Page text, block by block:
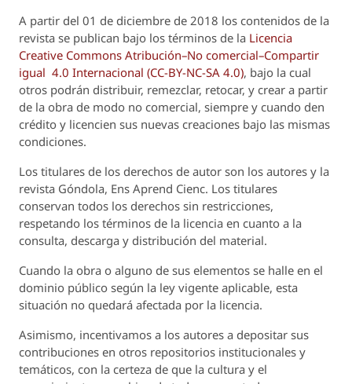
A partir del 01 de diciembre de 2018 los contenidos de la
revista se publican bajo los términos de la Licencia
Creative Commons Atribución–No comercial–Compartir
igual 4.0 Internacional (CC-BY-NC-SA 4.0), bajo la cual
otros podrán distribuir, remezclar, retocar, y crear a partir
de la obra de modo no comercial, siempre y cuando den
crédito y licencien sus nuevas creaciones bajo las mismas
condiciones.
Los titulares de los derechos de autor son los autores y la
revista Góndola, Ens Aprend Cienc. Los titulares
conservan todos los derechos sin restricciones,
respetando los términos de la licencia en cuanto a la
consulta, descarga y distribución del material.
Cuando la obra o alguno de sus elementos se halle en el
dominio público según la ley vigente aplicable, esta
situación no quedará afectada por la licencia.
Asimismo, incentivamos a los autores a depositar sus
contribuciones en otros repositorios institucionales y
temáticos, con la certeza de que la cultura y el